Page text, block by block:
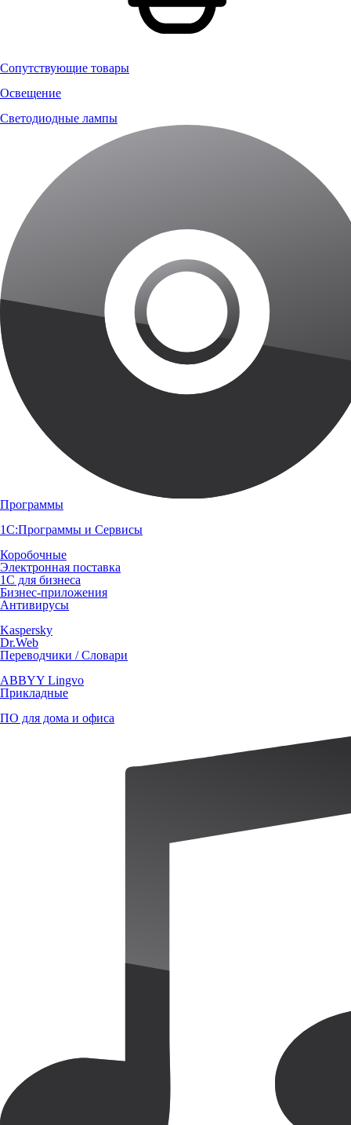
Сопутствующие товары
Освещение
Светодиодные лампы
Программы
1С:Программы и Сервисы
Коробочные
Электронная поставка
1С для бизнеса
Бизнес-приложения
Антивирусы
Kaspersky
Dr.Web
Переводчики / Словари
ABBYY Lingvo
Прикладные
ПО для дома и офиса